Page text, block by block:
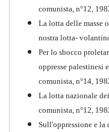
comunista, n°12,
La lotta delle masse
nostra lotta-
Per lo sbocco
oppresse palestinesi
comunista, n°14,
La lotta nazionale
comunista, n°12,
Sull'oppressione e